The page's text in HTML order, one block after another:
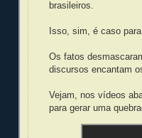
brasileiros.
Isso, sim, é caso
Os fatos
discursos encantam
Vejam, nos vídeos
para gerar uma